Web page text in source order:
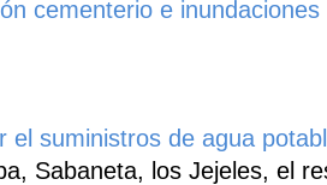
cementerio e inundaciones
el suministros de agua
Sabaneta, los Jejeles, el